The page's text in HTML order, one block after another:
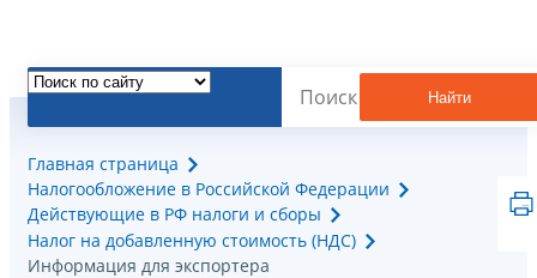
Найти
Главная страница
Налогообложение в Российской Федерации
Действующие в РФ налоги и сборы
Налог на добавленную стоимость (НДС)
Информация для экспортера